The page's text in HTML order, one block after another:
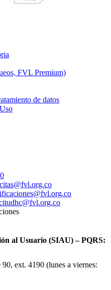
FVL Premium)
de datos
al Usuario (SIAU) – PQRS:
ext. 4190 (lunes a viernes: